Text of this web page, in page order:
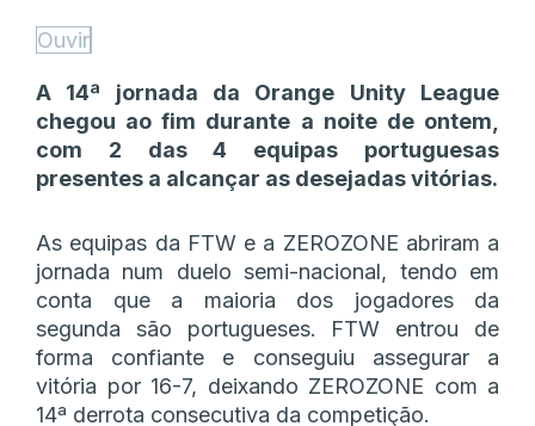
Ouvir
A 14ª jornada da Orange Unity League
chegou ao fim durante a noite de ontem,
com 2 das 4 equipas portuguesas
presentes a alcançar as desejadas vitórias.
As equipas da FTW e a ZEROZONE abriram a
jornada num duelo semi-nacional, tendo em
conta que a maioria dos jogadores da
segunda são portugueses. FTW entrou de
forma confiante e conseguiu assegurar a
vitória por 16-7, deixando ZEROZONE com a
14ª derrota consecutiva da competição.